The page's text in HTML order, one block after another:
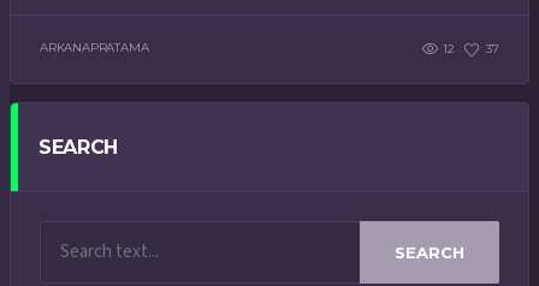
ARKANAPRATAMA 12 37
SEARCH
SEARCH